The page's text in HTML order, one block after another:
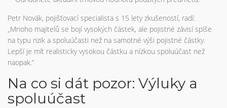
Petr Novák, pojišťovací specialista s 15 lety zkušeností, radí:
„Mnoho majitelů se bojí vysokých částek, ale pojistné závisí spíše
na typu rizik a spoluúčasti než na samotné výši pojistné částky.
Lepší je mít realisticky vysokou částku a nízkou spoluúčast než
naopak.“
Na co si dát pozor: Výluky a
spoluúčast